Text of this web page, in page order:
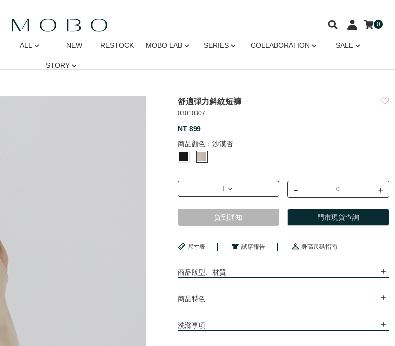
ALL NEW RESTOCK MOBO LAB SERIES COLLABORATION SALE
STORY
0
舒適彈力斜紋短褲
03010307
NT 899
商品顏色： 沙漠杏
L - +
貨到通知 門市現貨查詢
尺寸表 試穿報告 身高尺碼指南
商品版型、材質
商品特色
洗滌事項